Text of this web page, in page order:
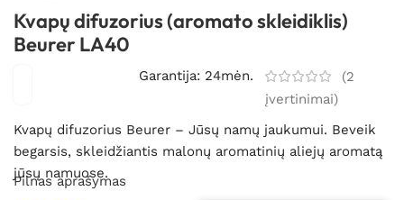
Kvapų difuzorius (aromato skleidiklis)
Beurer LA40
Garantija: 24mėn. (2
įvertinimai)
Kvapų difuzorius Beurer – Jūsų namų jaukumui. Beveik
begarsis, skleidžiantis malonų aromatinių aliejų aromatą
jūsų namuose.
Pilnas aprašymas